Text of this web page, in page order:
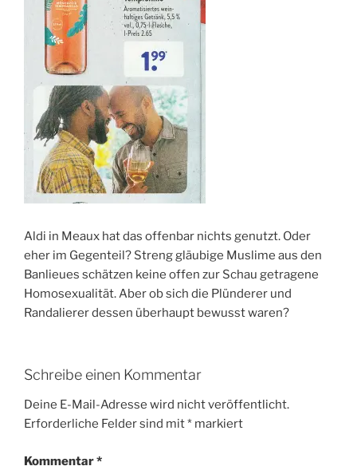
Aldi in Meaux hat das offenbar nichts genutzt. Oder
eher im Gegenteil? Streng gläubige Muslime aus den
Banlieues schätzen keine offen zur Schau getragene
Homosexualität. Aber ob sich die Plünderer und
Randalierer dessen überhaupt bewusst waren?
Schreibe einen Kommentar
Deine E-Mail-Adresse wird nicht veröffentlicht.
Erforderliche Felder sind mit* markiert
Kommentar*